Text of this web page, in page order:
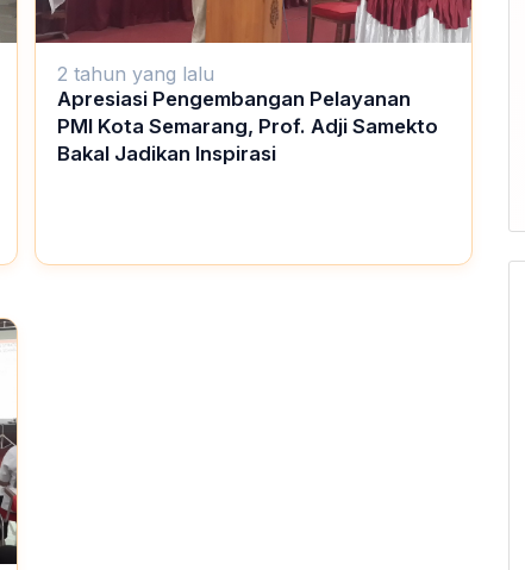
2 tahun yang lalu
Apresiasi Pengembangan Pelayanan
PMI Kota Semarang, Prof. Adji Samekto
Bakal Jadikan Inspirasi